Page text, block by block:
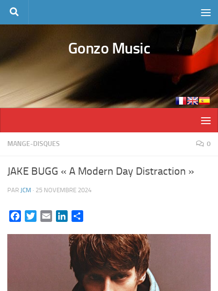
Skip to content
Gonzo Music
MANGE-DISQUES 0
JAKE BUGG « A Modern Day Distraction »
PAR JCM · 25 NOVEMBRE 2024
FacebookTwitterEmail LinkedIn